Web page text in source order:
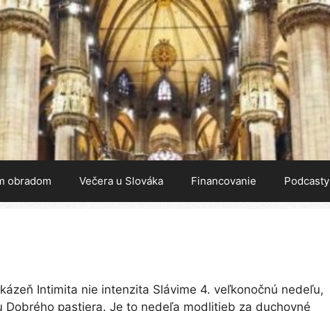
obradom Večera u Slováka Financovanie Podcasty
Intimita nie intenzita Slávime 4. veľkonočnú nedeľu,
Dobrého pastiera. Je to nedeľa modlitieb za duchovné